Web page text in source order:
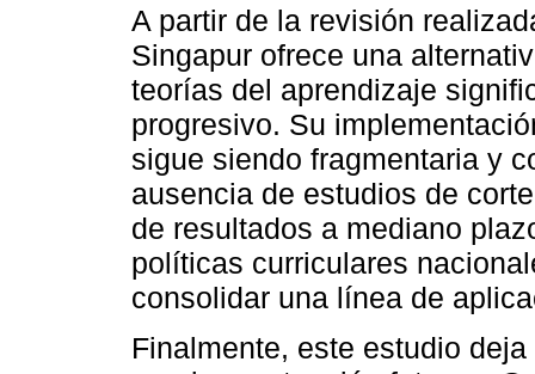
A partir de la revisión
Singapur ofrece una
teorías del aprendizaje
progresivo. Su
sigue siendo fragmentaria y
ausencia de estudios de
de resultados a mediano
políticas curriculares
consolidar una línea de
Finalmente, este estudio